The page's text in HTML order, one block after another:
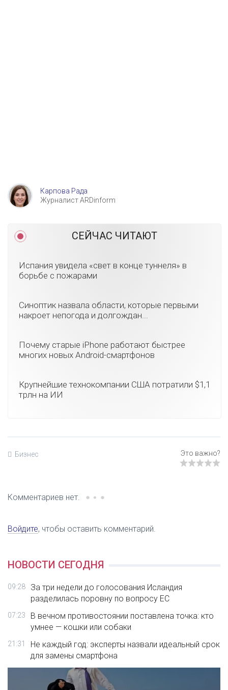
Карпова Рада
Журналист ARDinform
СЕЙЧАС ЧИТАЮТ
Испания увидела «свет в конце туннеля» в
борьбе с пожарами
Синоптик назвала области, которые первыми
накроет непогода и долгождан...
Почему старые iPhone работают быстрее
многих новых Android-смартфонов
Крупнейшие технокомпании США потратили $1,1
трлн на ИИ
Бизнес
Комментариев нет.
Войдите, чтобы оставить комментарий.
НОВОСТИ СЕГОДНЯ
09:28
За три недели до голосования Исландия
разделилась поровну по вопросу ЕС
07:23
В вечном противостоянии поставлена точка: кто
умнее — кошки или собаки
21:31
Не каждый год: эксперты назвали идеальный срок
для замены смартфона